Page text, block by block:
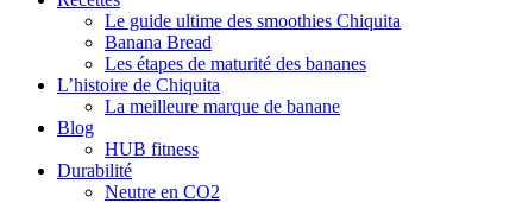
Le guide ultime des smoothies Chiquita
Banana Bread
Les étapes de maturité des bananes
L’histoire de Chiquita
La meilleure marque de banane
Blog
HUB fitness
Durabilité
Neutre en CO2